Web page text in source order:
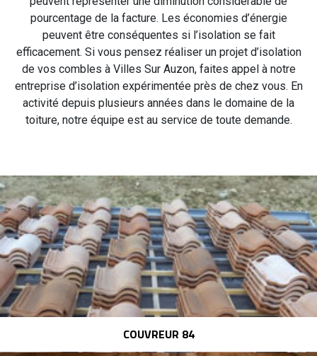
pourcentage de la facture. Les économies d’énergie
peuvent être conséquentes si l’isolation se fait
efficacement. Si vous pensez réaliser un projet d’isolation
de vos combles à Villes Sur Auzon, faites appel à notre
entreprise d’isolation expérimentée près de chez vous. En
activité depuis plusieurs années dans le domaine de la
toiture, notre équipe est au service de toute demande.
COUVREUR 84